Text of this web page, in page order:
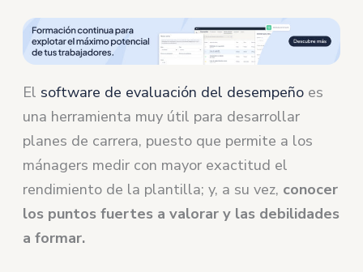
El software de evaluación del desempeño es
una herramienta muy útil para desarrollar
planes de carrera, puesto que permite a los
mánagers medir con mayor exactitud el
rendimiento de la plantilla; y, a su vez, conocer
los puntos fuertes a valorar y las debilidades
a formar.